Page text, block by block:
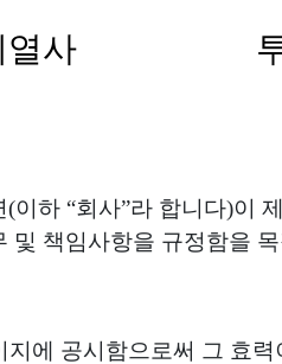
열사
이하 “회사”라 합니다)이
및 책임사항을 규정함을
지에 공시함으로써 그 효력